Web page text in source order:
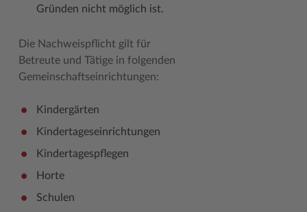
Gründen nicht möglich ist.
Die Nachweispflicht gilt für
Betreute und Tätige in folgenden
Gemeinschaftseinrichtungen:
Kindergärten
Kindertageseinrichtungen
Kindertagespflegen
Horte
Schulen